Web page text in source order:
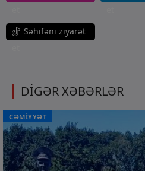
Səhifəni ziyarət
DİGƏR XƏBƏRLƏR
CƏMİYYƏT